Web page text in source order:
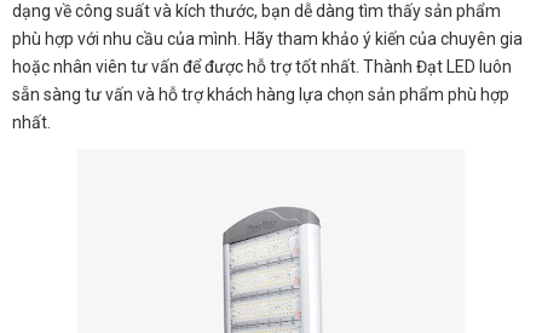
dạng về công suất và kích thước, bạn dễ dàng tìm thấy sản phẩm
phù hợp với nhu cầu của mình. Hãy tham khảo ý kiến của chuyên gia
hoặc nhân viên tư vấn để được hỗ trợ tốt nhất. Thành Đạt LED luôn
sẵn sàng tư vấn và hỗ trợ khách hàng lựa chọn sản phẩm phù hợp
nhất.